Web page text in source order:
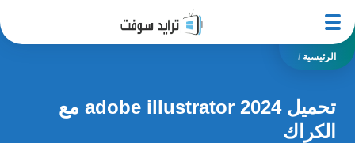
الرئيسية /
تحميل adobe illustrator 2024 مع
الكراك